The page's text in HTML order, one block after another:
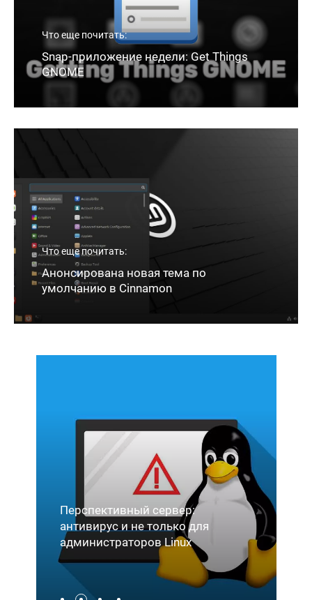
Что еще почитать:
Snap-приложение недели: Get Things
GNOME
Что еще почитать:
Анонсирована новая тема по
умолчанию в Cinnamon
Перспективный сервер:
антивирус и не только для
администраторов Linux